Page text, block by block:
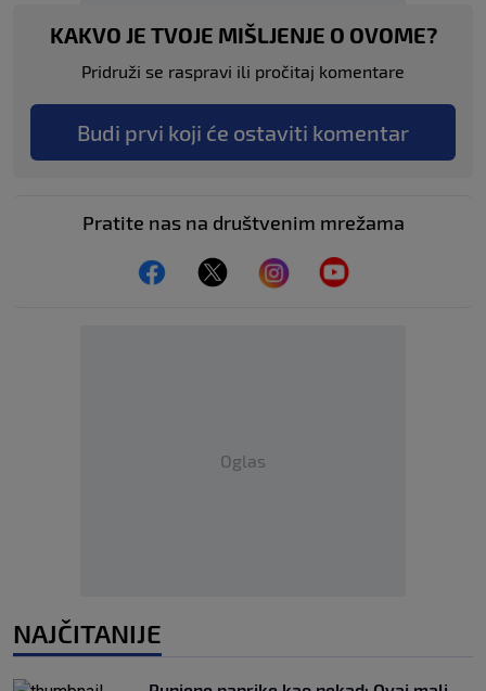
KAKVO JE TVOJE MIŠLJENJE O OVOME?
Pridruži se raspravi ili pročitaj komentare
Budi prvi koji će ostaviti komentar
Pratite nas na društvenim mrežama
Oglas
NAJČITANIJE